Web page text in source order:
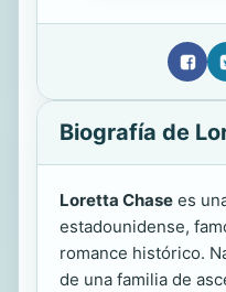
Biografía de
Loretta Chase es
estadounidense,
romance histórico.
de una familia de